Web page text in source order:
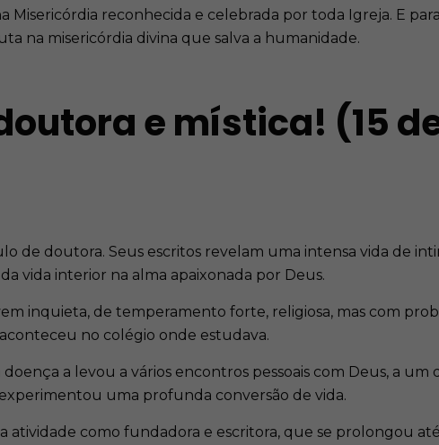
reconhecida e celebrada por toda Igreja. E
na misericórdia divina que salva a humanidade.
e mística! (15
de doutora. Seus escritos revelam uma intensa vida de
vida interior na alma apaixonada por Deus.
inquieta, de temperamento forte, religiosa, mas com
no colégio onde estudava.
a levou a vários encontros pessoais com Deus, a
uma profunda conversão de vida.
como fundadora e escritora, que se prolongou